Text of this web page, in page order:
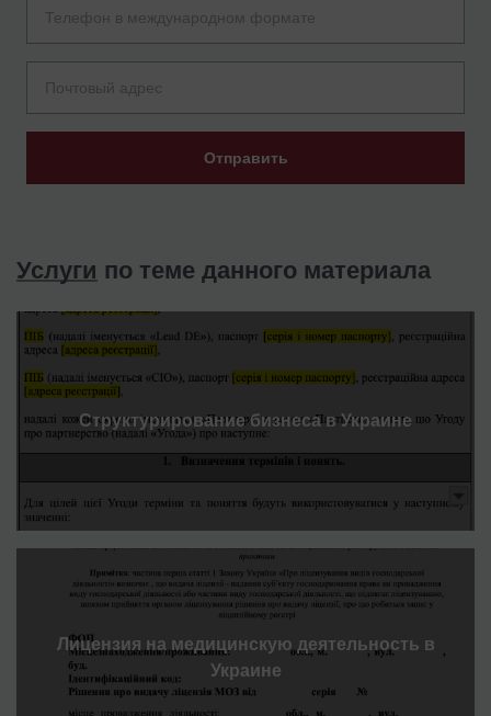
Отправить
Услуги по теме данного материала
Структурирование бизнеса в Украине
Лицензия на медицинскую деятельность в
Украине